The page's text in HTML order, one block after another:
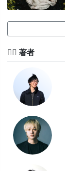
✍🏻 著者